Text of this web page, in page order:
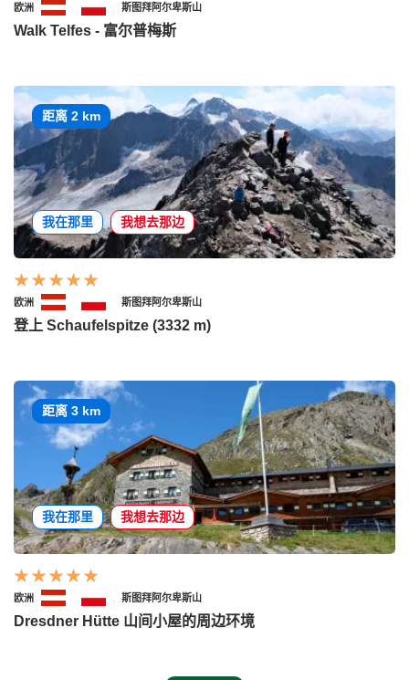
欧洲 斯图拜阿尔卑斯山
Walk Telfes - 富尔普梅斯
距离 2 km
我在那里 我想去那边
欧洲 斯图拜阿尔卑斯山
登上 Schaufelspitze (3332 m)
距离 3 km
我在那里 我想去那边
欧洲 斯图拜阿尔卑斯山
Dresdner Hütte 山间小屋的周边环境